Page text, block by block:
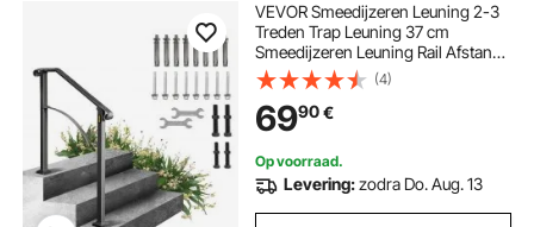
VEVOR Smeedijzeren Leuning 2-3
Treden Trap Leuning 37 cm
Smeedijzeren Leuning Rail Afstand
Tussen Palen 71 cm Outdoor Indoor
Trapleuning voor Tuinen
Woongebouwen Commerciële
Kantoorgebouwen Zwart
(4)
6990€
Op voorraad.
Levering:zodra Do. Aug. 13